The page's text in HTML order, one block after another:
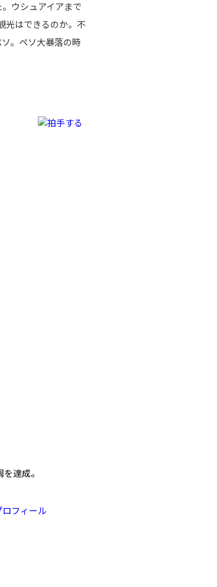
ウシュアイアまで
光はできるのか。不
。ペソ大暴落の時
達成。
フィール